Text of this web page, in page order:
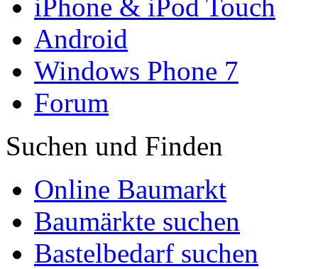
iPhone & iPod Touch
Android
Windows Phone 7
Forum
Suchen und Finden
Online Baumarkt
Baumärkte suchen
Bastelbedarf suchen